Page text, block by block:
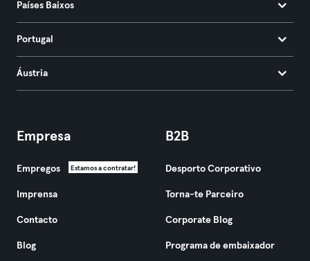
Países Baixos
Portugal
Áustria
Empresa
Empregos Estamos a contratar!
Imprensa
Contacto
Blog
B2B
Desporto Corporativo
Torna-te Parceiro
Corporate Blog
Programa de embaixador